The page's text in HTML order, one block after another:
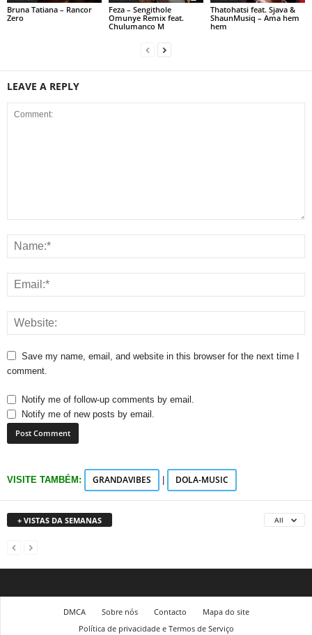
Bruna Tatiana – Rancor
Zero
Feza – Sengithole
Omunye Remix feat.
Chulumanco M
Thatohatsi feat. Sjava &
ShaunMusiq – Ama hem
hem
LEAVE A REPLY
Save my name, email, and website in this browser for the next time I
comment.
Notify me of follow-up comments by email.
Notify me of new posts by email.
VISITE TAMBÉM: GRANDAVIBES | DOLA-MUSIC
+ VISTAS DA SEMANAS All
DMCA Sobre nós Contacto
Mapa do site
Política de privacidade e Termos de Serviço